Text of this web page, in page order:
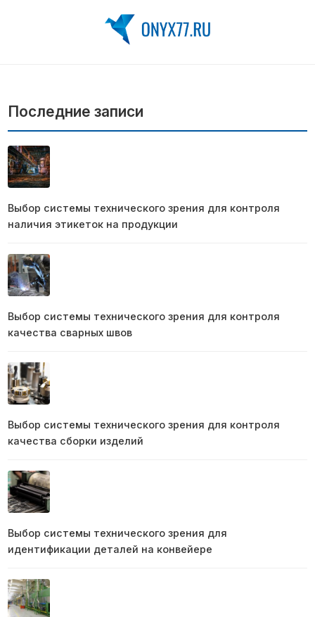
Последние записи
Выбор системы технического зрения для контроля
наличия этикеток на продукции
Выбор системы технического зрения для контроля
качества сварных швов
Выбор системы технического зрения для контроля
качества сборки изделий
Выбор системы технического зрения для
идентификации деталей на конвейере